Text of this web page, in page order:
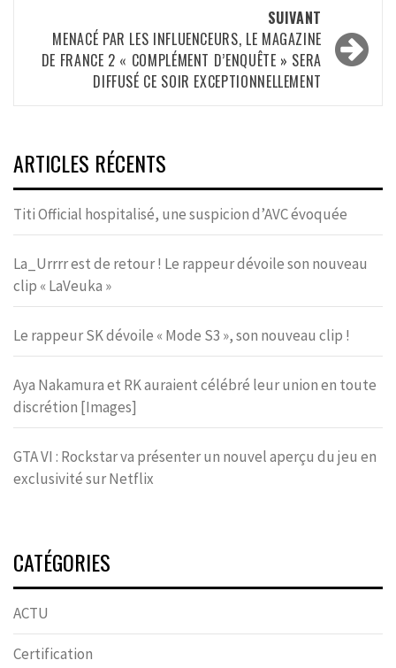
SUIVANT
MENACÉ PAR LES INFLUENCEURS, LE MAGAZINE
DE FRANCE 2 « COMPLÉMENT D’ENQUÊTE » SERA
DIFFUSÉ CE SOIR EXCEPTIONNELLEMENT
ARTICLES RÉCENTS
Titi Official hospitalisé, une suspicion d’AVC évoquée
La_Urrrr est de retour ! Le rappeur dévoile son nouveau
clip « LaVeuka »
Le rappeur SK dévoile « Mode S3 », son nouveau clip !
Aya Nakamura et RK auraient célébré leur union en toute
discrétion [Images]
GTA VI : Rockstar va présenter un nouvel aperçu du jeu en
exclusivité sur Netflix
CATÉGORIES
ACTU
Certification